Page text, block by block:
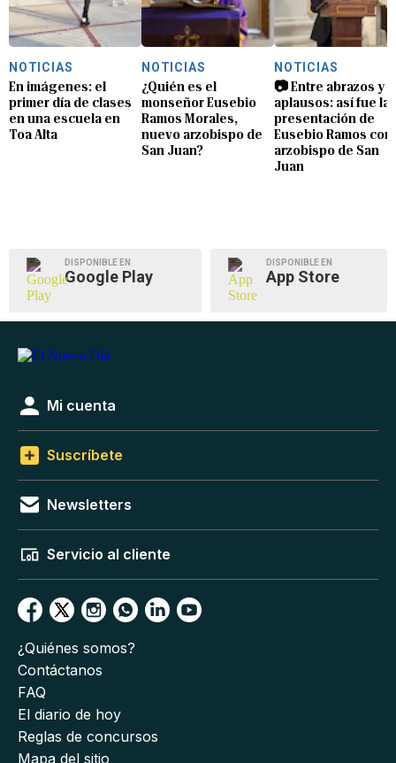
NOTICIAS
En imágenes: el
primer día de clases
en una escuela en
Toa Alta
NOTICIAS
¿Quién es el
monseñor Eusebio
Ramos Morales,
nuevo arzobispo de
San Juan?
NOTICIAS
📷 Entre abrazos y
aplausos: así fue la
presentación de
Eusebio Ramos
arzobispo de San
Juan
DISPONIBLE EN
Google Play
DISPONIBLE EN
App Store
Mi cuenta
Suscríbete
Newsletters
Servicio al cliente
¿Quiénes somos?
Contáctanos
FAQ
El diario de hoy
Reglas de concursos
Mapa del sitio